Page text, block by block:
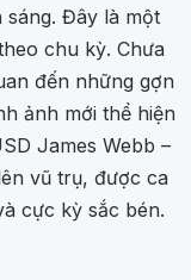
sáng. Đây là một
chu kỳ. Chưa
đến những gợn
ảnh mới thể hiện
James Webb –
vũ trụ, được ca
cực kỳ sắc bén.